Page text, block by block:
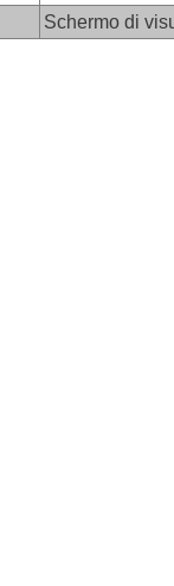
Schermo di